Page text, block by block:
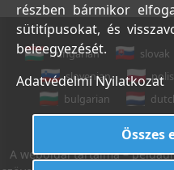
hungarian slovak
slovenian
bulgarian
A weboldal tartalma –
részben bármikor
sütitípusokat, és
beleegyezését.
Adatvédelmi Nyilatkozat
Összes